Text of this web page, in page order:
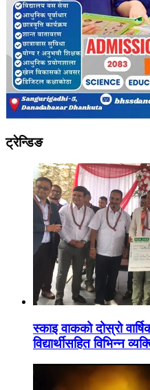
ट्रेन्डिङ
स्काइ वाकको दोस्रो
विद्यार्थीसहित विभिन्न